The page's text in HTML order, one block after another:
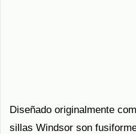
Diseñado originalmente
sillas Windsor son